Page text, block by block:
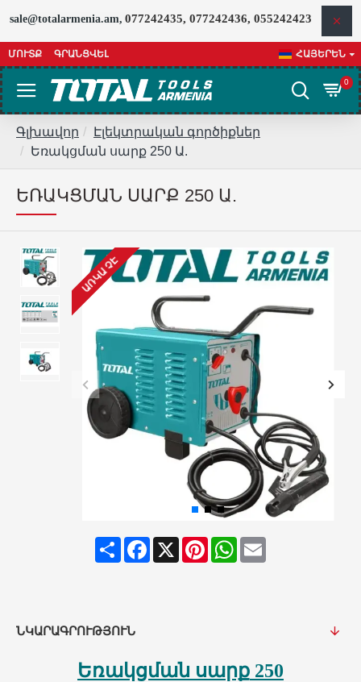
sale@totalarmenia.am, 077242435, 077242436, 055242423
ՄՈՒՏՔ ԳՐԱՆՑՎԵԼ ՀԱՅԵՐԵՆ
0
Գլխավոր
Էլեկտրական գործիքներ
Եռակցման սարք 250 Ա.
ԵՌԱԿՑՄԱՆ ՍԱՐՔ 250 Ա.
ԱՌԿԱ ՉԷ
ShareFacebook
X PinterestWhatsApp
Email
ՆԿԱՐԱԳՐՈՒԹՅՈՒՆ
Եռակցման սարք 250